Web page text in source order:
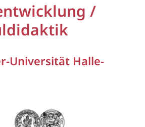
/
Universität Halle-